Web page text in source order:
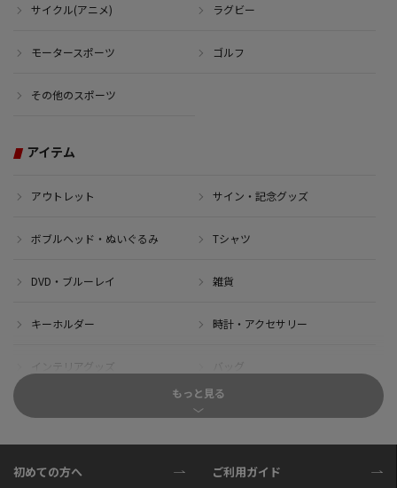
サイクル(アニメ) ラグビー
モータースポーツ ゴルフ
その他のスポーツ
アイテム
アウトレット サイン・記念グッズ
ボブルヘッド・ぬいぐるみ Tシャツ
DVD・ブルーレイ 雑貨
キーホルダー 時計・アクセサリー
インテリアグッズ
もっと見る
初めての方へ ご利用ガイド